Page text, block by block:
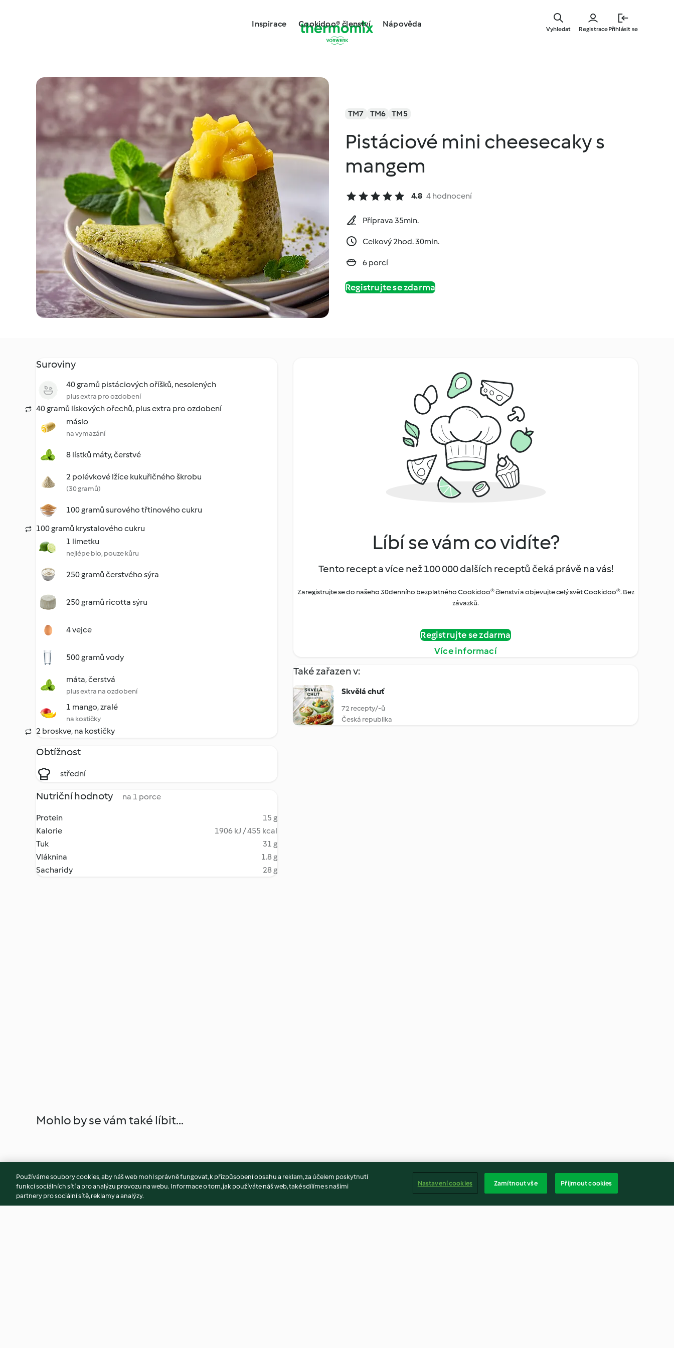
hlavnímu
Inspirace Cookidoo® členství Nápověda
RegistracePřihlásit se
Vyhledat
TM7 TM6 TM5
Pistáciové mini cheesecaky s
mangem
4.8 4 hodnocení
Příprava 35min.
Celkový 2hod. 30min.
6 porcí
Registrujte se zdarma
Suroviny
40 gramů pistáciových oříšků, nesolených
plus extra pro ozdobení
40 gramů lískových ořechů, plus extra pro ozdobení
máslo
na vymazání
8 lístků máty, čerstvé
2 polévkové lžíce kukuřičného škrobu
(30 gramů)
100 gramů surového třtinového cukru
100 gramů krystalového cukru
1 limetku
nejlépe bio, pouze kůru
250 gramů čerstvého sýra
250 gramů ricotta sýru
4 vejce
500 gramů vody
máta, čerstvá
plus extra na ozdobení
1 mango, zralé
na kostičky
2 broskve, na kostičky
Obtížnost
střední
Nutriční hodnoty na 1 porce
Protein
15 g
Kalorie
1906 kJ / 455 kcal
Tuk
31 g
Vláknina
1.8 g
Sacharidy
28 g
Líbí se vám co vidíte?
Tento recept a více než 100 000 dalších receptů čeká právě na vás!
Zaregistrujte se do našeho 30denního bezplatného Cookidoo® členství a objevujte celý svět Cookidoo®. Bez
závazků.
Registrujte se zdarma
Více informací
Také zařazen v:
Skvělá chuť
72 recepty/-ů
Česká republika
Mohlo by se vám také líbit...
Používáme soubory cookies, aby náš web mohl správně fungovat, k přizpůsobení obsahu a reklam, za účelem poskytnutí
funkcí sociálních sítí a pro analýzu provozu na webu. Informace o tom, jak používáte náš web, také sdílíme s našimi
partnery pro sociální sítě, reklamy a analýzy.
Nastavení cookies Zamítnout vše Přijmout cookies